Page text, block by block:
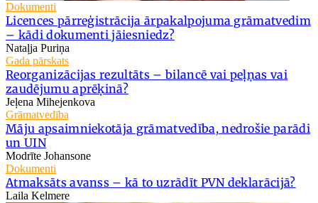
Dokumenti
Licences pārreģistrācija ārpakalpojuma grāmatvedim
– kādi dokumenti jāiesniedz?
Nataļja Puriņa
Gada pārskats
Reorganizācijas rezultāts – bilancē vai peļņas vai
zaudējumu aprēķinā?
Jeļena Mihejenkova
Grāmatvedība
Māju apsaimniekotāja grāmatvedība, nedrošie parādi
un UIN
Modrīte Johansone
Dokumenti
Atmaksāts avanss – kā to uzrādīt PVN deklarācijā?
Laila Kelmere